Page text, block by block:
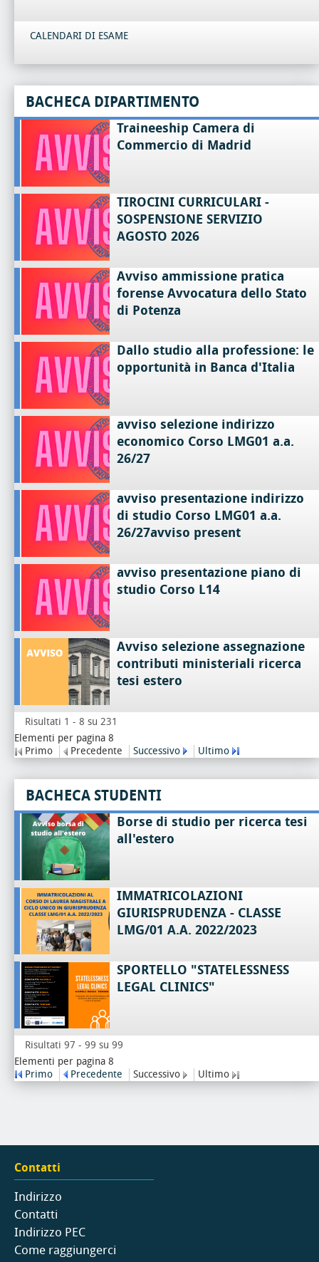
CALENDARI DI ESAME
BACHECA DIPARTIMENTO
Traineeship Camera di
Commercio di Madrid
TIROCINI CURRICULARI -
SOSPENSIONE SERVIZIO
AGOSTO 2026
Avviso ammissione pratica
forense Avvocatura dello Stato
di Potenza
Dallo studio alla professione: le
opportunità in Banca d'Italia
avviso selezione indirizzo
economico Corso LMG01 a.a.
26/27
avviso presentazione indirizzo
di studio Corso LMG01 a.a.
26/27avviso present
avviso presentazione piano di
studio Corso L14
Avviso selezione assegnazione
contributi ministeriali ricerca
tesi estero
Risultati 1 - 8 su 231
Elementi per pagina 8
Primo
Precedente Successivo Ultimo
BACHECA STUDENTI
Borse di studio per ricerca tesi
all'estero
IMMATRICOLAZIONI
GIURISPRUDENZA - CLASSE
LMG/01 A.A. 2022/2023
SPORTELLO "STATELESSNESS
LEGAL CLINICS"
Risultati 97 - 99 su 99
Elementi per pagina 8
Primo
Precedente Successivo Ultimo
Contatti
Indirizzo
Contatti
Indirizzo PEC
Come raggiungerci